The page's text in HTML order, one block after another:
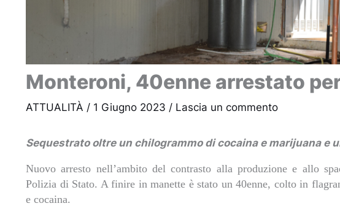
Monteroni, 40enne arrestato
ATTUALITÀ / 1 Giugno 2023 / Lascia un commento
Sequestrato oltre un chilogrammo di cocaina e marijuana e
Nuovo arresto nell’ambito del contrasto alla produzione e allo
Polizia di Stato. A finire in manette è stato un 40enne, colto in
e cocaina.